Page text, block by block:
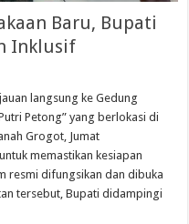
Baru, Bupati
Inklusif
langsung ke Gedung
Petong” yang berlokasi di
Grogot, Jumat
memastikan kesiapan
resmi difungsikan dan dibuka
tersebut, Bupati didampingi